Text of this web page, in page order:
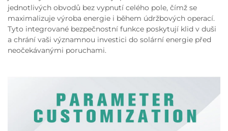
jednotlivých obvodů bez vypnutí celého pole, čímž se
maximalizuje výroba energie i během údržbových operací.
Tyto integrované bezpečnostní funkce poskytují klid v duši
a chrání vaši významnou investici do solární energie před
neočekávanými poruchami.